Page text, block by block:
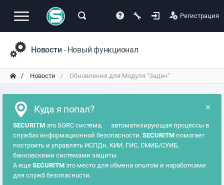
Регистрация
Новости- Новый функционал
Новости Обновления для Модуля "Задач"
×
Куда я попал?
SECURITM это SGRC система, ?
автоматизирующая процессы в
службах информационной безопасности. SECURITM помогает
построить и управлять ИСПДн, КИИ, ГИС, СМИБ/СУИБ,
банковскими системами защиты.
А еще SECURITM это место для обмена опытом и наработками
для служб безопасности.